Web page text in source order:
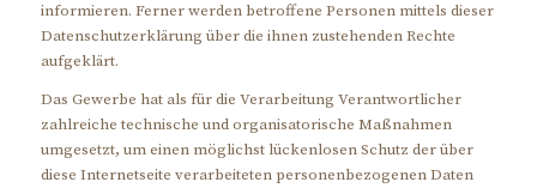
informieren. Ferner werden betroffene Personen mittels dieser
Datenschutzerklärung über die ihnen zustehenden Rechte
aufgeklärt.
Das Gewerbe hat als für die Verarbeitung Verantwortlicher
zahlreiche technische und organisatorische Maßnahmen
umgesetzt, um einen möglichst lückenlosen Schutz der über
diese Internetseite verarbeiteten personenbezogenen Daten